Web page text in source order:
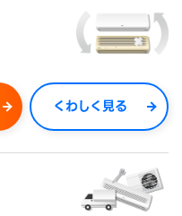
くわしく見る